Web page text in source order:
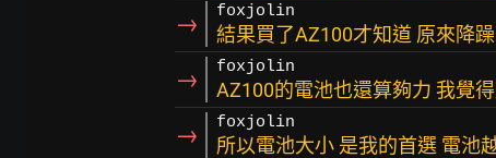
→ foxjolin
結果買了AZ100才知道 原來降
→ foxjolin
AZ100的電池也還算夠力 我覺
→ foxjolin
所以電池大小 是我的首選 電池